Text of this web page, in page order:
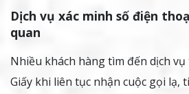
Dịch vụ xác minh số điện
quan
Nhiều khách hàng tìm đến dịch
Giấy khi liên tục nhận cuộc gọi lạ,